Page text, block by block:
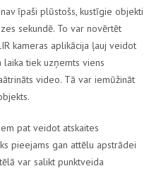
īpaši plūstošs, kustīgie objekti
sekundē. To var novērtēt
kameras aplikācija ļauj veidot
tiek uzņemts viens
video. Tā var iemūžināt
pat veidot atskaites
pieejams gan attēlu apstrādei
var salikt punktveida